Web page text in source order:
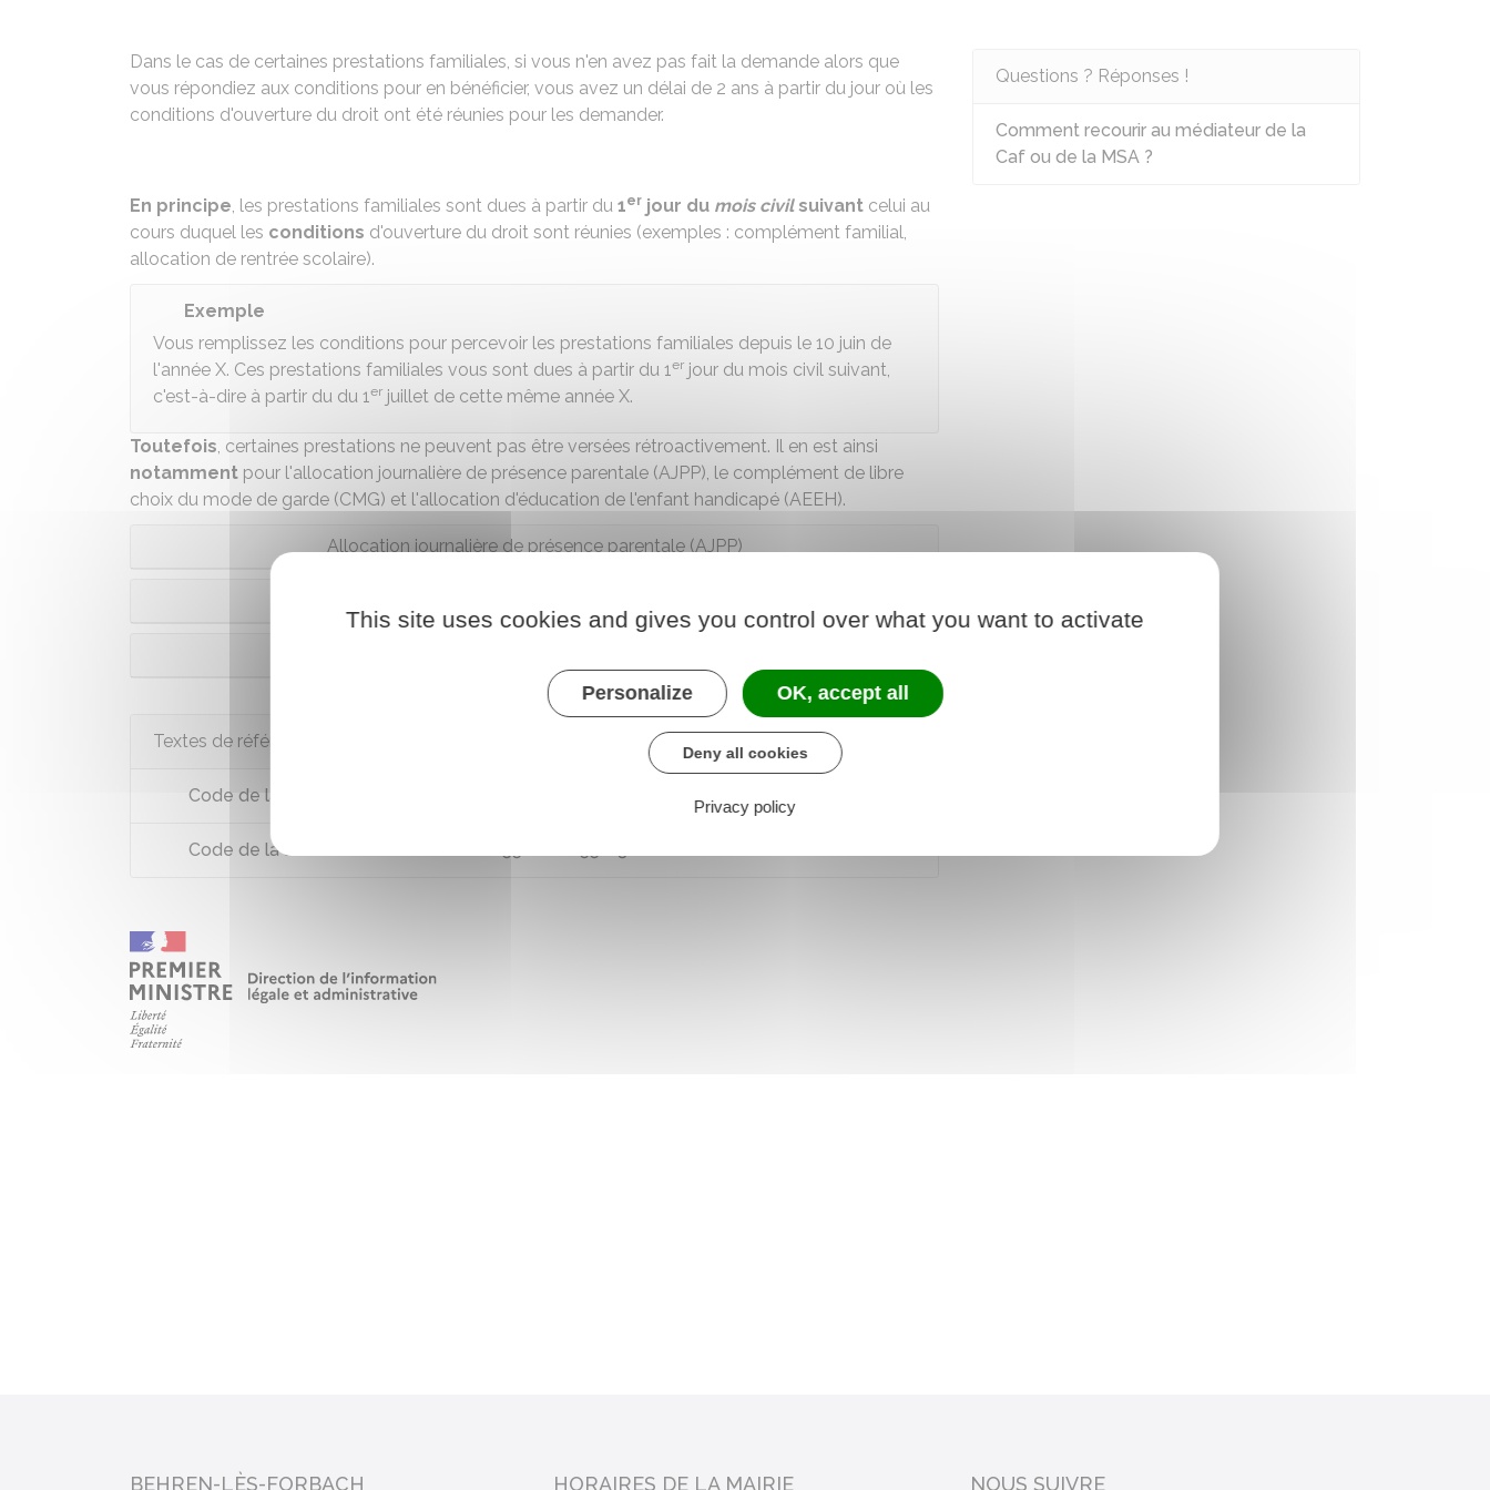
Dans le cas de certaines prestations familiales, si vous n'en avez pas fait la demande alors que
vous répondiez aux conditions pour en bénéficier, vous avez un délai de 2 ans à partir du jour où les
conditions d'ouverture du droit ont été réunies pour les demander.
En principe, les prestations familiales sont dues à partir du 1er jour du mois civilsuivant celui au
cours duquel les conditions d'ouverture du droit sont réunies (exemples : complément familial,
allocation de rentrée scolaire).
Exemple
Vous remplissez les conditions pour percevoir les prestations familiales depuis le 10 juin de
l'année X. Ces prestations familiales vous sont dues à partir du 1er jour du mois civil suivant,
c'est-à-dire à partir du du 1er juillet de cette même année X.
Toutefois, certaines prestations ne peuvent pas être versées rétroactivement. Il en est ainsi
notamment pour l'allocation journalière de présence parentale (AJPP), le complément de libre
choix du mode de garde (CMG) et l'allocation d'éducation de l'enfant handicapé (AEEH).
Allocation journalière de présence parentale (AJPP)
Textes de référence
Code de la sécurité sociale : articles L553-1 à L553-5
Code de la sécurité sociale : articles R552-1 à R552-3
Questions ? Réponses !
Comment recourir au médiateur de la
Caf ou de la MSA ?
BEHREN-LÈS-FORBACH HORAIRES DE LA MAIRIE NOUS SUIVRE
This site uses cookies and gives you control over what you want to activate
Personalize OK, accept all
Deny all cookies
Privacy policy